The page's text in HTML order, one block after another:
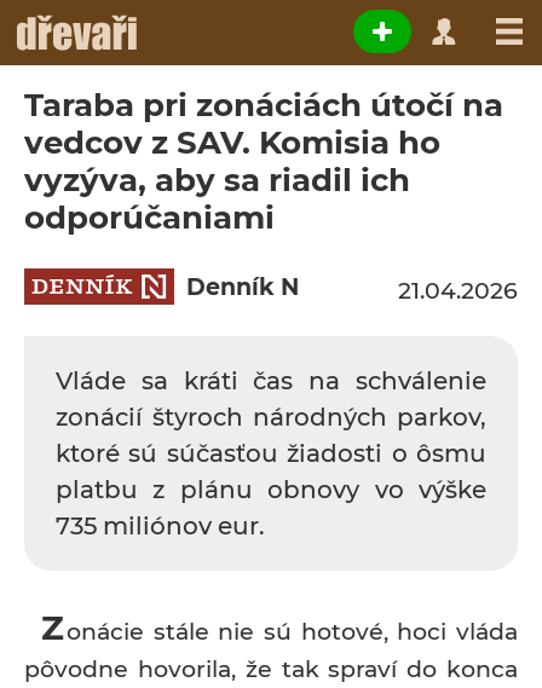
Taraba pri zonáciách útočí na
vedcov z SAV. Komisia ho
vyzýva, aby sa riadil ich
odporúčaniami
Denník N 21.04.2026
Vláde sa kráti čas na schválenie
zonácií štyroch národných parkov,
ktoré sú súčasťou žiadosti o ôsmu
platbu z plánu obnovy vo výške
735 miliónov eur.
Zonácie stále nie sú hotové, hoci vláda
pôvodne hovorila, že tak spraví do konca